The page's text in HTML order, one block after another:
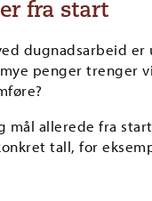
fra start
dugnadsarbeid
penger trenger
mål allerede fra
tall, for